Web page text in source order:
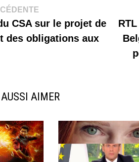
précédente :
CSA sur le projet de
des obligations aux
AIMER